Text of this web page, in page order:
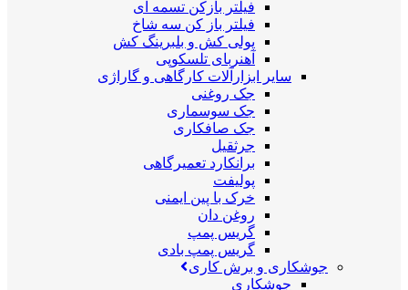
فیلتر بازکن تسمه ای
فیلتر باز کن سه شاخ
پولی کش و بلبرینگ کش
آهنربای تلسکوپی
سایر ابزارآلات کارگاهی و گاراژی
جک روغنی
جک سوسماری
جک صافکاری
جرثقیل
برانکارد تعمیرگاهی
پولیفت
خرک با پین ایمنی
روغن دان
گریس پمپ
گریس پمپ بادی
جوشکاری و برش کاری
جوشکاری